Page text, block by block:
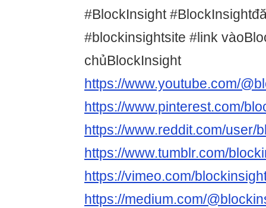
#BlockInsight
#blockinsightsite #link
chủBlockInsight
https://www.youtube.com/
https://www.pinterest.com/
https://www.reddit.com/user/
https://www.tumblr.com/
https://vimeo.com/
https://medium.com/